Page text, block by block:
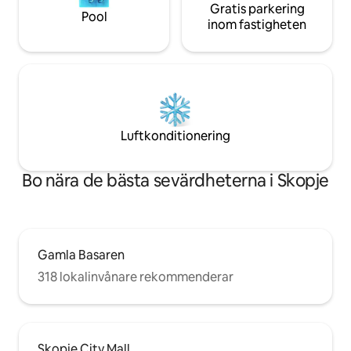
Pool
Gratis parkering
inom fastigheten
Luftkonditionering
Bo nära de bästa sevärdheterna i Skopje
Gamla Basaren
318 lokalinvånare rekommenderar